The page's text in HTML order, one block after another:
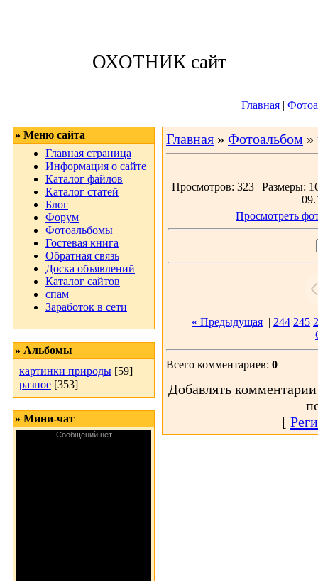
ОХОТНИК сайт
Главная |
» Меню сайта
Главная страница
Информация о сайте
Каталог файлов
Каталог статей
Блог
Форум
Фотоальбомы
Гостевая книга
Обратная связь
Доска объявлений
Каталог сайтов
спам
Заработок в сети
» Альбомы
картинки природы [59]
разное [353]
» Мини-чат
Главная » Фотоальбом »
Просмотров: 323 | Размеры:
Просмотреть
« Предыдущая | 244 245
Всего комментариев: 0
Добавлять
[